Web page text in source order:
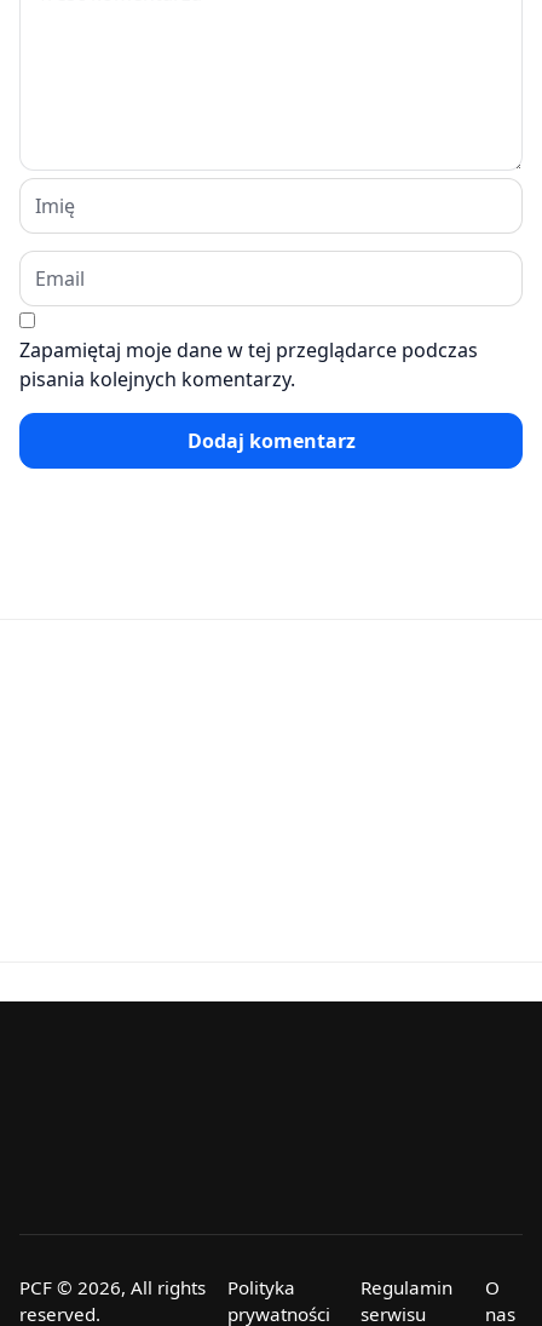
Zapamiętaj moje dane w tej przeglądarce podczas
pisania kolejnych komentarzy.
Dodaj komentarz
PCF © 2026, All rights
reserved.
Polityka
prywatności
Regulamin
serwisu
O
nas